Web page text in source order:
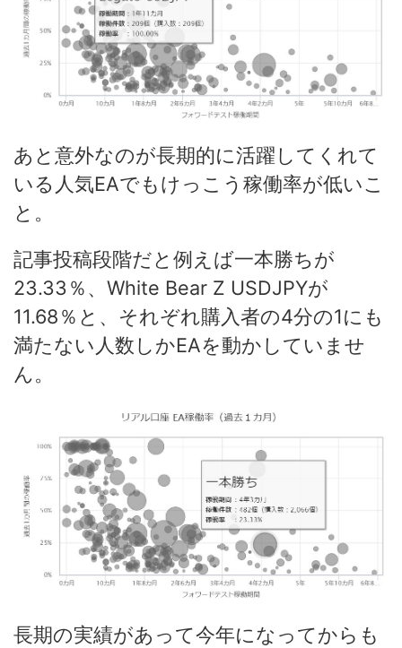
あと意外なのが長期的に活躍してくれて
いる人気EAでもけっこう稼働率が低いこ
と。
記事投稿段階だと例えば一本勝ちが
23.33％、White Bear Z USDJPYが
11.68％と、それぞれ購入者の4分の1にも
満たない人数しかEAを動かしていませ
ん。
長期の実績があって今年になってからも